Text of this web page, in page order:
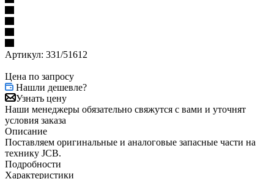
Артикул: 331/51612
Цена по запросу
Нашли дешевле?
Узнать цену
Наши менеджеры обязательно свяжутся с вами и уточнят
условия заказа
Описание
Поставляем оригинальные и аналоговые запасные части на
технику JCB.
Подробности
Характеристики